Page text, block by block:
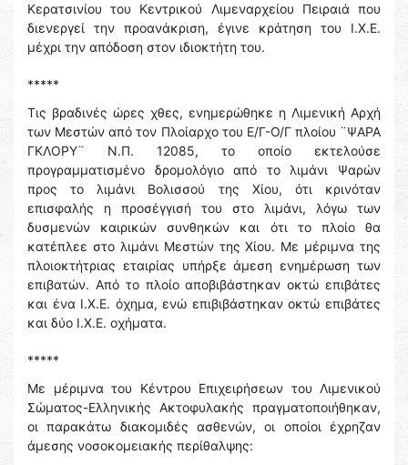
Κερατσινίου του Κεντρικού Λιμεναρχείου Πειραιά που
διενεργεί την προανάκριση, έγινε κράτηση του Ι.Χ.Ε.
μέχρι την απόδοση στον ιδιοκτήτη του.
*****
Τις βραδινές ώρες χθες, ενημερώθηκε η Λιμενική Αρχή
των Μεστών από τον Πλοίαρχο του Ε/Γ-Ο/Γ πλοίου ¨ΨΑΡΑ
ΓΚΛΟΡΥ¨ Ν.Π. 12085, το οποίο εκτελούσε
προγραμματισμένο δρομολόγιο από το λιμάνι Ψαρών
προς το λιμάνι Βολισσού της Χίου, ότι κρινόταν
επισφαλής η προσέγγισή του στο λιμάνι, λόγω των
δυσμενών καιρικών συνθηκών και ότι το πλοίο θα
κατέπλεε στο λιμάνι Μεστών της Χίου. Με μέριμνα της
πλοιοκτήτριας εταιρίας υπήρξε άμεση ενημέρωση των
επιβατών. Από το πλοίο αποβιβάστηκαν οκτώ επιβάτες
και ένα Ι.Χ.Ε. όχημα, ενώ επιβιβάστηκαν οκτώ επιβάτες
και δύο Ι.Χ.Ε. οχήματα.
*****
Με μέριμνα του Κέντρου Επιχειρήσεων του Λιμενικού
Σώματος-Ελληνικής Ακτοφυλακής πραγματοποιήθηκαν,
οι παρακάτω διακομιδές ασθενών, οι οποίοι έχρηζαν
άμεσης νοσοκομειακής περίθαλψης: